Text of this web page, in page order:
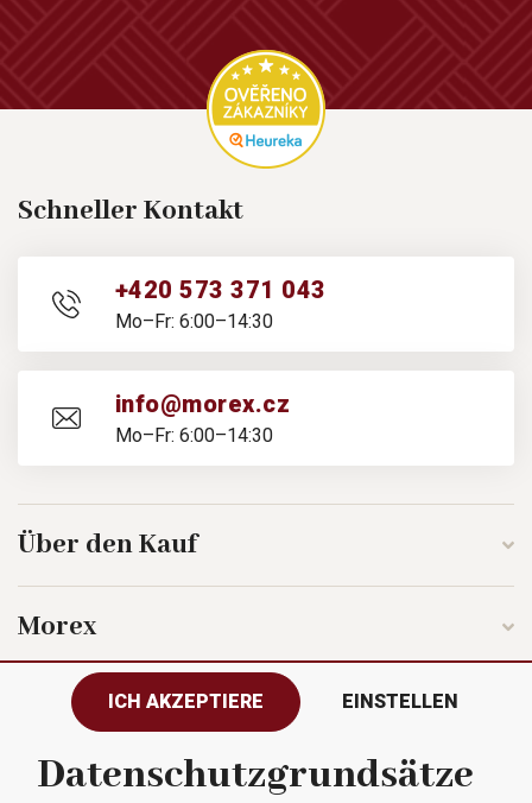
Schneller Kontakt
+420 573 371 043
Mo–Fr: 6:00–14:30
info@morex.cz
Mo–Fr: 6:00–14:30
Über den Kauf
Morex
Folgen Sie uns
ICH AKZEPTIERE EINSTELLEN
Datenschutzgrundsätze